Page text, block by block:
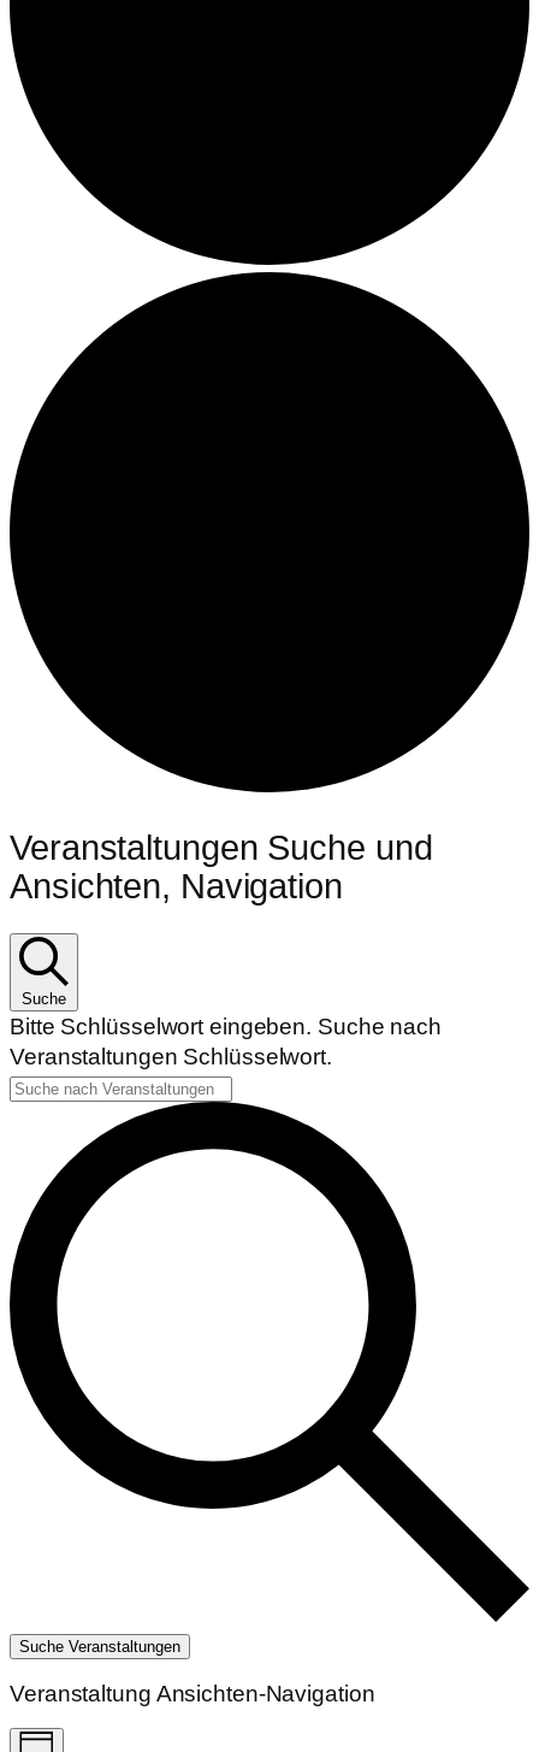
Veranstaltungen Suche und
Ansichten, Navigation
Suche
Bitte Schlüsselwort eingeben. Suche nach
Veranstaltungen Schlüsselwort.
Suche Veranstaltungen
Veranstaltung Ansichten-Navigation